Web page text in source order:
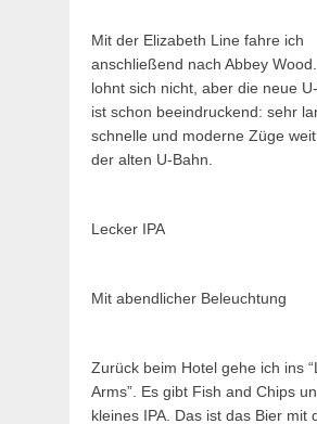
Mit der Elizabeth Line fahre ich
anschließend nach Abbey
lohnt sich nicht, aber die neue
ist schon beeindruckend: sehr
schnelle und moderne Züge
der alten U-Bahn.
Lecker IPA
Mit abendlicher Beleuchtung
Zurück beim Hotel gehe ich ins
Arms”. Es gibt Fish and Chips
kleines IPA. Das ist das Bier mit